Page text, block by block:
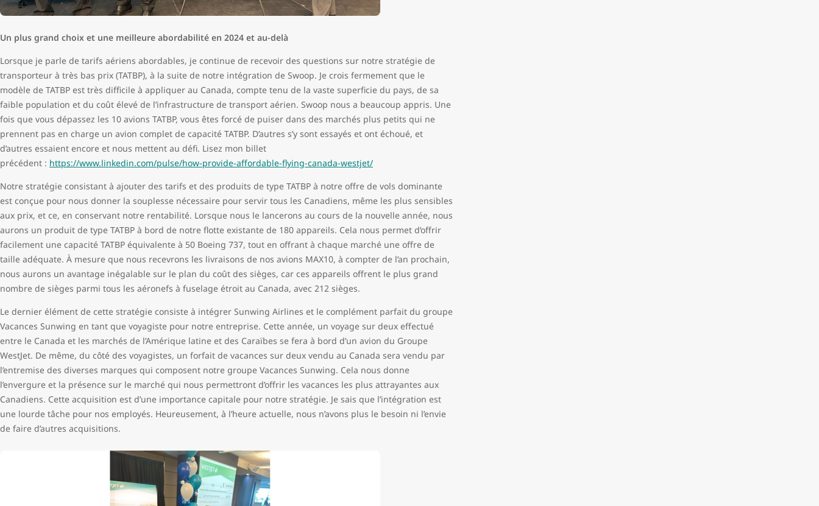
Un plus grand choix et une meilleure abordabilité en 2024 et au-delà
Lorsque je parle de tarifs aériens abordables, je continue de recevoir des questions sur notre stratégie de
transporteur à très bas prix (TATBP), à la suite de notre intégration de Swoop. Je crois fermement que le
modèle de TATBP est très difficile à appliquer au Canada, compte tenu de la vaste superficie du pays, de sa
faible population et du coût élevé de l’infrastructure de transport aérien. Swoop nous a beaucoup appris. Une
fois que vous dépassez les 10 avions TATBP, vous êtes forcé de puiser dans des marchés plus petits qui ne
prennent pas en charge un avion complet de capacité TATBP. D’autres s’y sont essayés et ont échoué, et
d’autres essaient encore et nous mettent au défi. Lisez mon billet
précédent : https://www.linkedin.com/pulse/how-provide-affordable-flying-canada-westjet/
Notre stratégie consistant à ajouter des tarifs et des produits de type TATBP à notre offre de vols dominante
est conçue pour nous donner la souplesse nécessaire pour servir tous les Canadiens, même les plus sensibles
aux prix, et ce, en conservant notre rentabilité. Lorsque nous le lancerons au cours de la nouvelle année, nous
aurons un produit de type TATBP à bord de notre flotte existante de 180 appareils. Cela nous permet d’offrir
facilement une capacité TATBP équivalente à 50 Boeing 737, tout en offrant à chaque marché une offre de
taille adéquate. À mesure que nous recevrons les livraisons de nos avions MAX10, à compter de l’an prochain,
nous aurons un avantage inégalable sur le plan du coût des sièges, car ces appareils offrent le plus grand
nombre de sièges parmi tous les aéronefs à fuselage étroit au Canada, avec 212 sièges.
Le dernier élément de cette stratégie consiste à intégrer Sunwing Airlines et le complément parfait du groupe
Vacances Sunwing en tant que voyagiste pour notre entreprise. Cette année, un voyage sur deux effectué
entre le Canada et les marchés de l’Amérique latine et des Caraïbes se fera à bord d’un avion du Groupe
WestJet. De même, du côté des voyagistes, un forfait de vacances sur deux vendu au Canada sera vendu par
l’entremise des diverses marques qui composent notre groupe Vacances Sunwing. Cela nous donne
l’envergure et la présence sur le marché qui nous permettront d’offrir les vacances les plus attrayantes aux
Canadiens. Cette acquisition est d’une importance capitale pour notre stratégie. Je sais que l’intégration est
une lourde tâche pour nos employés. Heureusement, à l’heure actuelle, nous n’avons plus le besoin ni l’envie
de faire d’autres acquisitions.